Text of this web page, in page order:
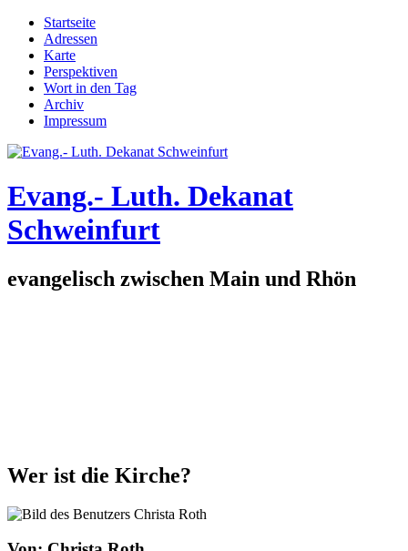
Direkt zum Inhalt
Hauptmenü
Startseite
Adressen
Karte
Perspektiven
Wort in den Tag
Archiv
Impressum
Evang.- Luth. Dekanat
Schweinfurt
evangelisch zwischen Main und Rhön
Wer ist die Kirche?